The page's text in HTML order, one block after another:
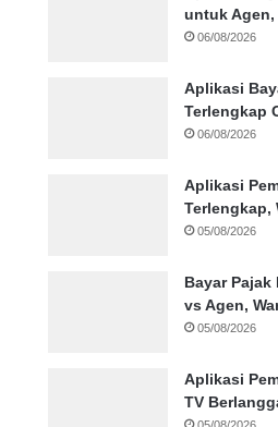
untuk Agen,
06/08/2026
Aplikasi
Terlengkap
06/08/2026
Aplikasi
Terlengkap,
05/08/2026
Bayar Pajak
vs Agen,
05/08/2026
Aplikasi
TV